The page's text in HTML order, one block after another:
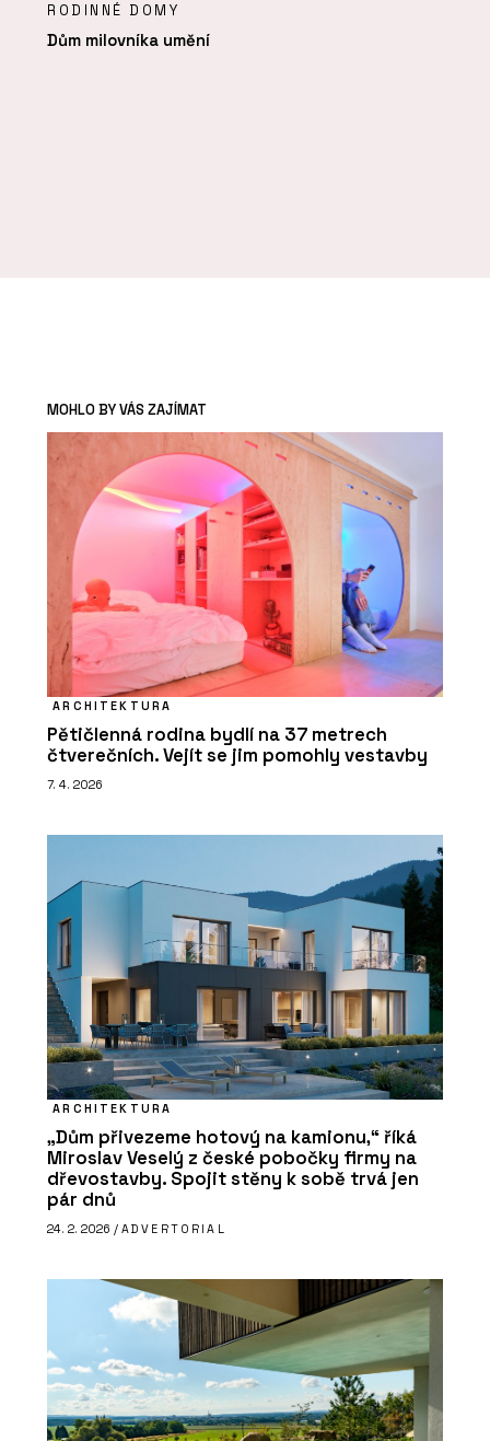
RODINNÉ DOMY
Dům milovníka umění
MOHLO BY VÁS ZAJÍMAT
ARCHITEKTURA
Pětičlenná rodina bydlí na 37 metrech
čtverečních. Vejít se jim pomohly vestavby
7. 4. 2026
ARCHITEKTURA
„Dům přivezeme hotový na kamionu,“ říká
Miroslav Veselý z české pobočky firmy na
dřevostavby. Spojit stěny k sobě trvá jen
pár dnů
24. 2. 2026 / ADVERTORIAL